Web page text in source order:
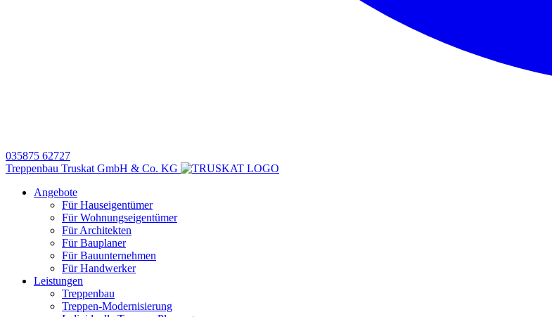
035875 62727
Treppenbau Truskat GmbH & Co. KG
Angebote
Für Hauseigentümer
Für Wohnungseigentümer
Für Architekten
Für Bauplaner
Für Bauunternehmen
Für Handwerker
Leistungen
Treppenbau
Treppen-Modernisierung